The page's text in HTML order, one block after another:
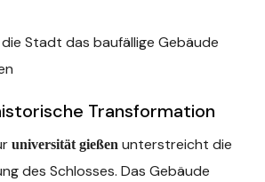
Stadt das baufällige Gebäude
Transformation
universität gießen unterstreicht die
des Schlosses. Das Gebäude